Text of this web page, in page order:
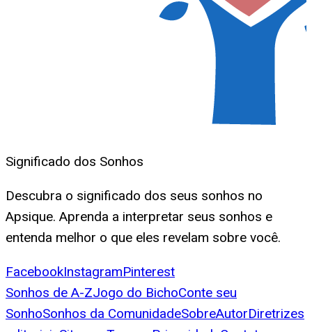
Significado dos Sonhos
Descubra o significado dos seus sonhos no
Apsique. Aprenda a interpretar seus sonhos e
entenda melhor o que eles revelam sobre você.
FacebookInstagramPinterest
Sonhos de A-ZJogo do BichoConte seu
SonhoSonhos da ComunidadeSobreAutorDiretrizes